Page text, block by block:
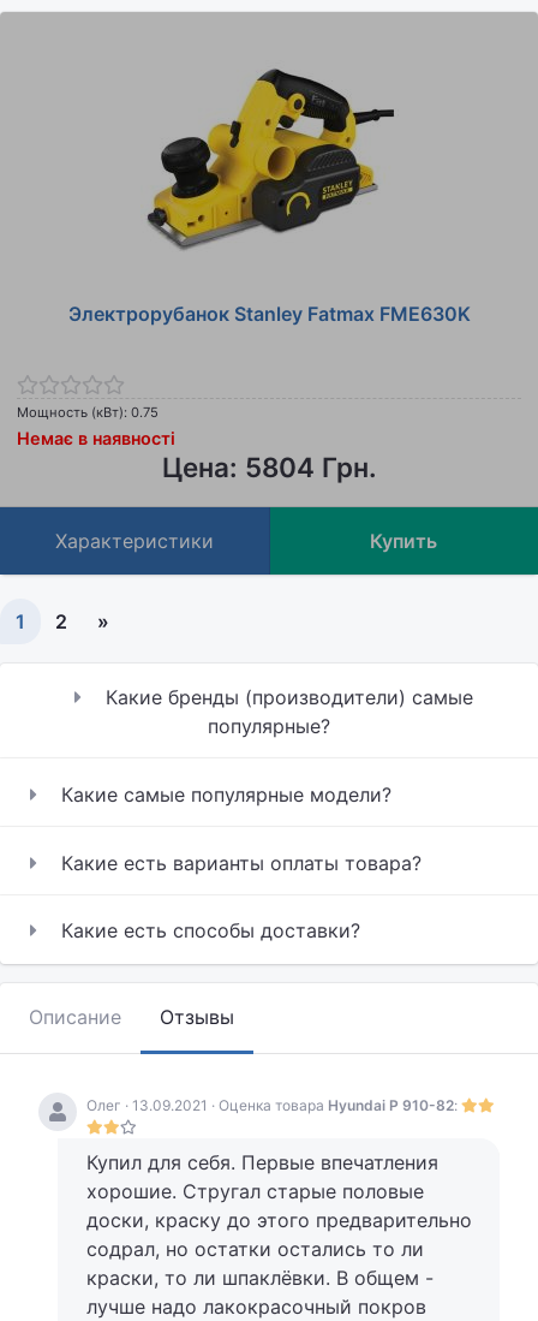
Электрорубанок Stanley Fatmax FME630K
Мощность (кВт): 0.75
Цена: 5804 Грн.
Немає в наявності
Характеристики Купить
1 2 »
Какие бренды (производители) самые
популярные?
Какие самые популярные модели?
Какие есть варианты оплаты товара?
Какие есть способы доставки?
Описание Отзывы
Олег · 13.09.2021 · Оценка товара Hyundai P 910-82:
Купил для себя. Первые впечатления
хорошие. Стругал старые половые
доски, краску до этого предварительно
содрал, но остатки остались то ли
краски, то ли шпаклёвки. В общем -
лучше надо лакокрасочный покров